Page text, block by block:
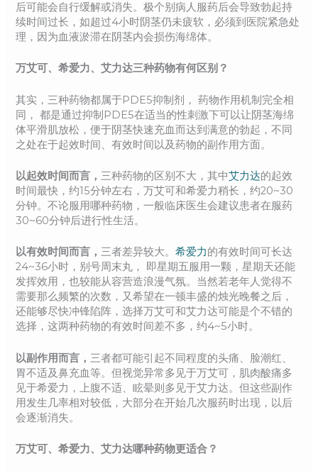
后可能会自行缓解或消失。极个别病人服药后会导致勃起持
续时间过长，如超过4小时阴茎仍未疲软，必须到医院紧急处
理，因为血液淤滞在阴茎内会损伤海绵体。
万艾可、希爱力、艾力达三种药物有何区别？
其实，三种药物都属于PDE5抑制剂， 药物作用机制完全相
同， 都是通过抑制PDE5在适当的性刺激下可以让阴茎海绵
体平滑肌放松，便于阴茎快速充血而达到满意的勃起，不同
之处在于起效时间、有效时间以及药物的副作用方面。
以起效时间而言， 三种药物的区别不大，其中艾力达的起效
时间最快，约15分钟左右，万艾可和希爱力稍长，约20~30
分钟。不论服用哪种药物，一般临床医生会建议患者在服药
30~60分钟后进行性生活。
以有效时间而言， 三者差异较大。希爱力的有效时间可长达
24~36小时，别号周末丸， 即星期五服用一颗，星期天还能
发挥效用，也较能从容营造浪漫气氛。当然若老年人觉得不
需要那么频繁的次数，又希望在一顿丰盛的烛光晚餐之后，
还能够尽快冲锋陷阵，选择万艾可和艾力达可能是个不错的
选择，这两种药物的有效时间差不多，约4~5小时。
以副作用而言， 三者都可能引起不同程度的头痛、脸潮红、
胃不适及鼻充血等。但视觉异常多见于万艾可，肌肉酸痛多
见于希爱力，上腹不适、眩晕则多见于艾力达。但这些副作
用发生几率相对较低，大部分在开始几次服药时出现，以后
会逐渐消失。
万艾可、希爱力、艾力达哪种药物更适合？